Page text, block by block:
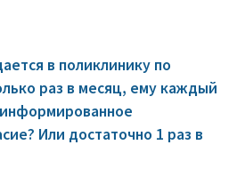
в поликлинику по
раз в месяц, ему каждый
Или достаточно 1 раз в